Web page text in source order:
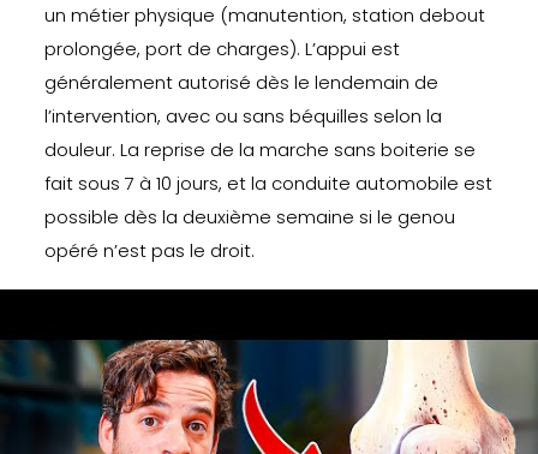
un métier physique (manutention, station debout
prolongée, port de charges). L’appui est
généralement autorisé dès le lendemain de
l’intervention, avec ou sans béquilles selon la
douleur. La reprise de la marche sans boiterie se
fait sous 7 à 10 jours, et la conduite automobile est
possible dès la deuxième semaine si le genou
opéré n’est pas le droit.
on compte 4 à 6 semaines d’arrêt en moyenne, et
parfois plus selon la localisation de la suture.
L’appui reste limité pendant 3 à 4 semaines avec
des béquilles, afin de protéger la cicatrisation du